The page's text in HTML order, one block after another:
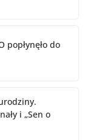
popłynęło do
i „Sen o